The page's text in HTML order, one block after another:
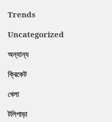
Trends
Uncategorized
অন্যান্য
ক্রিকেট
খেলা
টলিপাড়া